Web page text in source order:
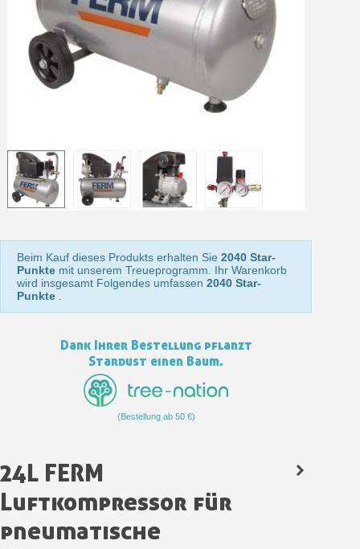
Ihr Online-Angebot
Teilen Sie Ihre Kreationen
Sammeln Sie mit
Rücksendung von
10€ Einkaufsgutschein
Rücksendung von
Beim Kauf dieses Produkts erhalten Sie 2040 Star-
Punkte mit unserem Treueprogramm. Ihr Warenkorb
wird insgesamt Folgendes umfassen 2040 Star-
Punkte
Dank Ihrer Bestellung pflanzt
Stardust einen Baum.
(Bestellung ab 50 €)
24L FERM
Luftkompressor für
pneumatische